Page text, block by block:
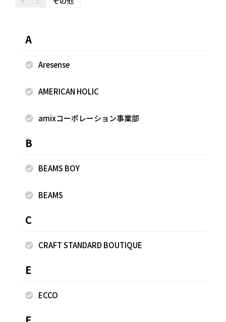
デニムの形がトレンド感◎
A
Aresense
AMERICAN HOLIC
amixコーポレーション事業部
B
BEAMS BOY
BEAMS
C
CRAFT STANDARD BOUTIQUE
E
ECCO